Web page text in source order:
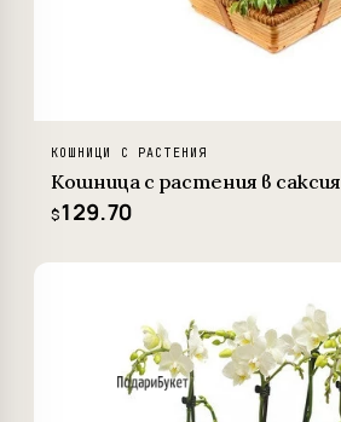
КОШНИЦИ С РАСТЕНИЯ
Кошница с растения в саксия
$129.70